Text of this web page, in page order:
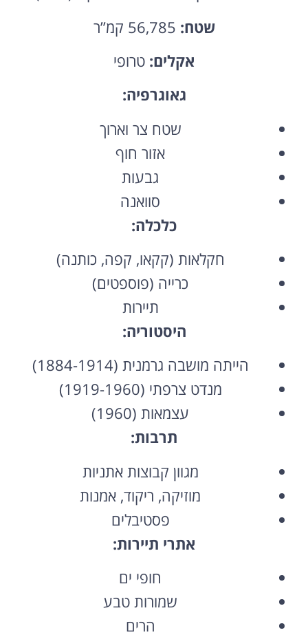
שטח:
אקלים: טרופי
גאוגרפיה:
שטח צר וארוך
אזור חוף
גבעות
סוואנה
כלכלה:
חקלאות (קקאו, קפה, כותנה)
כרייה (פוספטים)
תיירות
היסטוריה:
הייתה מושבה גרמנית (1884-1914)
מנדט צרפתי (1919-1960)
עצמאות (1960)
תרבות:
מגוון קבוצות אתניות
מוזיקה, ריקוד, אמנות
פסטיבלים
אתרי תיירות:
חופי ים
שמורות טבע
הרים